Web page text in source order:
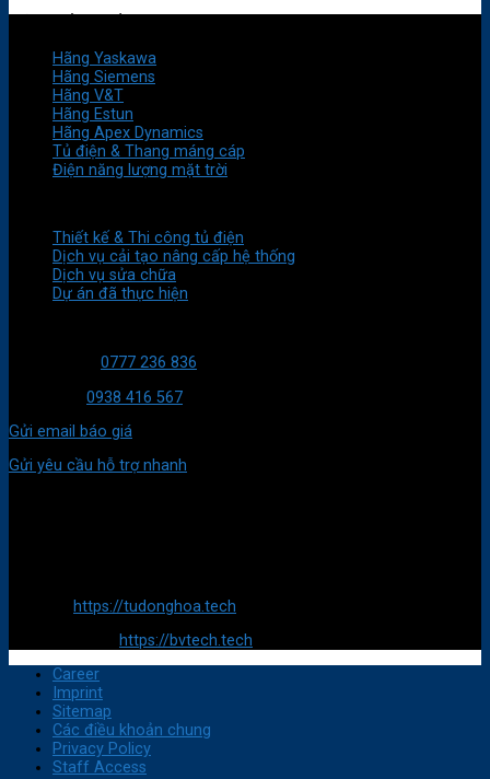
Hãng Yaskawa
Hãng Siemens
Hãng V&T
Hãng Estun
Hãng Apex Dynamics
Tủ điện & Thang máng cáp
Điện năng lượng mặt trời
Thiết kế & Thi công tủ điện
Dịch vụ cải tạo nâng cấp hệ thống
Dịch vụ sửa chữa
Dự án đã thực hiện
0777 236 836
0938 416 567
Gửi email báo giá
Gửi yêu cầu hỗ trợ nhanh
https://tudonghoa.tech
https://bvtech.tech
Career
Imprint
Sitemap
Các điều khoản chung
Privacy Policy
Staff Access